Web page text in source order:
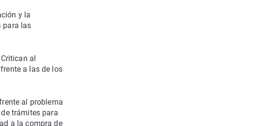
y la
para las
al
a las de los
al problema
trámites para
a la compra de